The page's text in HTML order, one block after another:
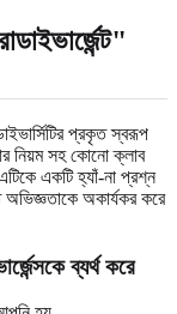
প্রকৃত স্বরূপ
নিয়ম সহ কোনো ক্লাব
একটি হ্যাঁ-না প্রশ্ন
অভিজ্ঞতাকে অকার্যকর করে
ব্যর্থ করে